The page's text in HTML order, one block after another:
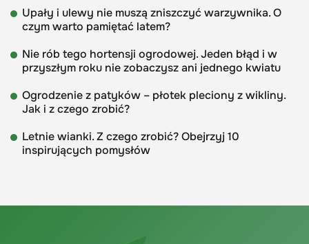
Upały i ulewy nie muszą zniszczyć warzywnika. O
czym warto pamiętać latem?
Nie rób tego hortensji ogrodowej. Jeden błąd i w
przyszłym roku nie zobaczysz ani jednego kwiatu
Ogrodzenie z patyków – płotek pleciony z wikliny.
Jak i z czego zrobić?
Letnie wianki. Z czego zrobić? Obejrzyj 10
inspirujących pomysłów